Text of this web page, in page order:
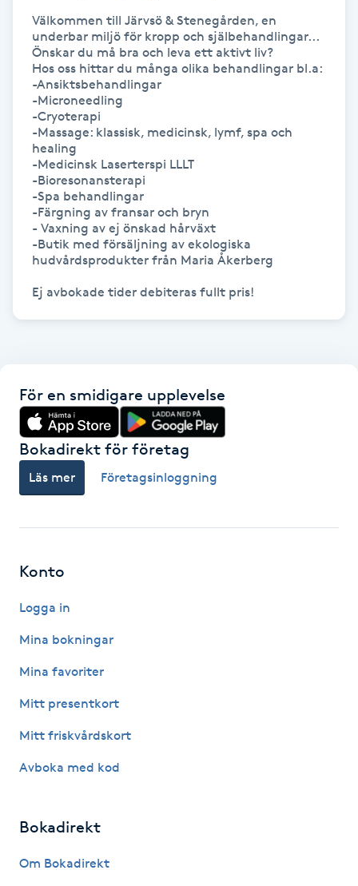
Japansk massage
Katun fransar
Kemisk peeling
Keratinbehandling
Kinesiologi
Kiropraktik
Klangmassage
Klippning
Klippning & Slingor
Klippning ungdom
Koppningsmassage
Kostrådgivning
Välkommen till Järvsö & Stenegården, en
underbar miljö för kropp och själbehandlingar...
Önskar du må bra och leva ett aktivt liv?
Hos oss hittar du många olika behandlingar bl.a:
-Ansiktsbehandlingar
-Microneedling
-Cryoterapi
-Massage: klassisk, medicinsk, lymf, spa och
healing
-Medicinsk Laserterspi LLLT
-Bioresonansterapi
-Spa behandlingar
-Färgning av fransar och bryn
- Vaxning av ej önskad hårväxt
-Butik med försäljning av ekologiska
hudvårdsprodukter från Maria Åkerberg
Ej avbokade tider debiteras fullt pris!
För en smidigare upplevelse
Bokadirekt för företag
Läs mer Företagsinloggning
Konto
Logga in
Mina bokningar
Mina favoriter
Mitt presentkort
Mitt friskvårdskort
Avboka med kod
Bokadirekt
Om Bokadirekt